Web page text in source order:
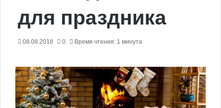
для праздника
08.08.2018 0 Время чтения: 1 минута